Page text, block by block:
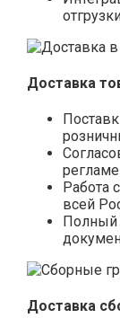
Доставка
Работа
всей
Полный
Доставка